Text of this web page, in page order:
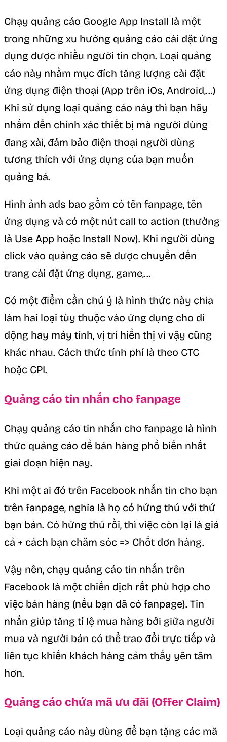
Chạy quảng cáo Google App Install là một
trong những xu hướng quảng cáo cài đặt ứng
dụng được nhiều người tin chọn. Loại quảng
cáo này nhằm mục đích tăng lượng cài đặt
ứng dụng điện thoại (App trên iOs, Android,…)
Khi sử dụng loại quảng cáo này thì bạn hãy
nhắm đến chính xác thiết bị mà người dùng
đang xài, đảm bảo điện thoại người dùng
tương thích với ứng dụng của bạn muốn
quảng bá.
Hình ảnh ads bao gồm có tên fanpage, tên
ứng dụng và có một nút call to action (thường
là Use App hoặc Install Now). Khi người dùng
click vào quảng cáo sẽ được chuyển đến
trang cài đặt ứng dụng, game,…
Có một điểm cần chú ý là hình thức này chia
làm hai loại tùy thuộc vào ứng dụng cho di
động hay máy tính, vị trí hiển thị vì vậy cũng
khác nhau. Cách thức tính phí là theo CTC
hoặc CPI.
Quảng cáo tin nhắn cho fanpage
Chạy quảng cáo tin nhắn cho fanpage là hình
thức quảng cáo để bán hàng phổ biến nhất
giai đoạn hiện nay.
Khi một ai đó trên Facebook nhắn tin cho bạn
trên fanpage, nghĩa là họ có hứng thú với thứ
bạn bán. Có hứng thú rồi, thì việc còn lại là giá
cả + cách bạn chăm sóc => Chốt đơn hàng.
Vậy nên, chạy quảng cáo tin nhắn trên
Facebook là một chiến dịch rất phù hợp cho
việc bán hàng (nếu bạn đã có fanpage). Tin
nhắn giúp tăng tỉ lệ mua hàng bởi giữa người
mua và người bán có thể trao đổi trực tiếp và
liên tục khiến khách hàng cảm thấy yên tâm
hơn.
Quảng cáo chứa mã ưu đãi (Offer Claim)
Loại quảng cáo này dùng để bạn tặng các mã